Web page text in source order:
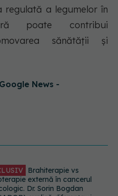
regulată a legumelor în
poate contribui
sănătății și
News -
De ce unele paciente
de col uterin nu mai ajung
Dr. Sorin Bogdan